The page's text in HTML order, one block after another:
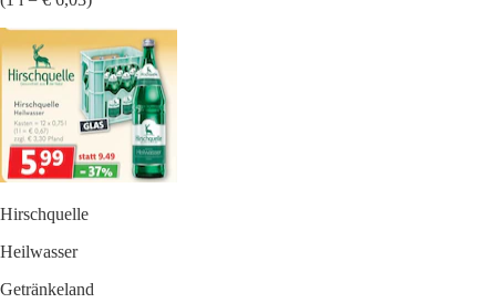
Hirschquelle
Heilwasser
Getränkeland